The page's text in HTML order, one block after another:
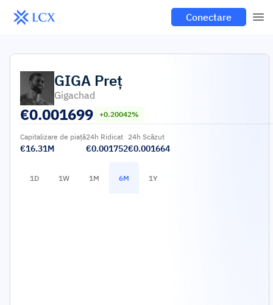
Conectare
GIGA Preț
Gigachad
€0.001699 +0.20042%
Capitalizare de piață
€16.31M
24h Ridicat
€0.001752
24h Scăzut
€0.001664
1D 1W 1M 6M 1Y